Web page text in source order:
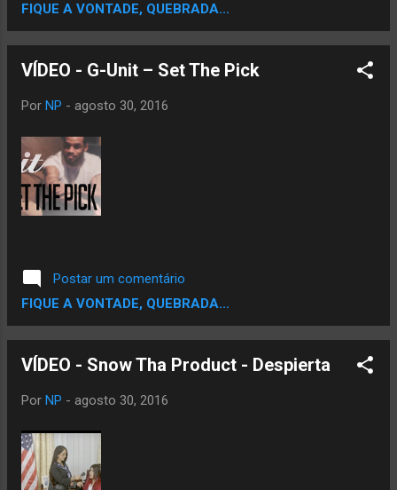
FIQUE A VONTADE, QUEBRADA...
VÍDEO - G-Unit – Set The Pick
Por NP - agosto 30, 2016
Postar um comentário
FIQUE A VONTADE, QUEBRADA...
VÍDEO - Snow Tha Product - Despierta
Por NP - agosto 30, 2016